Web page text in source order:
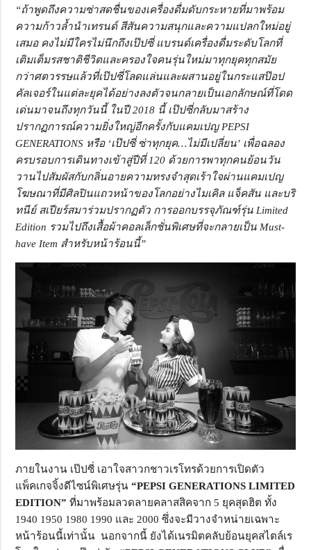
“ถ้าพูดถึงความซ่าสดชื่นของเครื่องดื่มดับกระหายที่มาพร้อม
ความก้าวล้ำนำเทรนด์ สีสันความสนุกและความแปลกใหม่อยู่
เสมอ คงไม่มีใครไม่นึกถึงเป๊ปซี่ แบรนด์เครื่องดื่มระดับโลกที่
เติมเต็มรสชาติชีวิตและครองใจคนรุ่นใหม่มาทุกยุคทุกสมัย
กว่าศตวรรษแล้วที่เป๊ปซี่โลดแล่นและผสานอยู่ในกระแสป๊อป
คัลเจอร์ในแต่ละยุคได้อย่างลงตัวจนกลายเป็นเอกลักษณ์ที่โดด
เด่นมาจนถึงทุกวันนี้ ในปี 2018 นี้ เป๊ปซี่กลับมาสร้าง
ปรากฏการณ์ความยิ่งใหญ่อีกครั้งกับแคมเปญ PEPSI
GENERATIONS หรือ ‘เป๊ปซี่ ซ่าทุกยุค…ไม่มีเปลี่ยน’ เพื่อฉลอง
ครบรอบการเดินทางเข้าสู่ปีที่ 120 ด้วยการพาทุกคนย้อนวัน
วานไปสัมผัสกับกลิ่นอายความทรงจำสุดเร้าใจผ่านแคมเปญ
โฆษณาที่มีศิลปินแถวหน้าของโลกอย่างไมเคิล แจ็คสัน และบริ
ทนีย์ สเปียร์สมาร่วมปรากฏตัว การออกบรรจุภัณฑ์รุ่น Limited
Edition รวมไปถึงเสื้อผ้าคอลเล็กชั่นพิเศษที่จะกลายเป็น Must-
have Item สำหรับหน้าร้อนนี้”
ภายในงาน เป๊ปซี่ เอาใจสาวกชาวเรโทรด้วยการเปิดตัว
แพ็คเกจจิ้งดีไซน์พิเศษรุ่น “PEPSI GENERATIONS LIMITED
EDITION” ที่มาพร้อมลวดลายคลาสสิคจาก 5 ยุคสุดฮิต ทั้ง
1940 1950 1980 1990 และ 2000 ซึ่งจะมีวางจำหน่ายเฉพาะ
หน้าร้อนนี้เท่านั้น นอกจากนี้ ยังได้เนรมิตคลับย้อนยุคสไตล์เร